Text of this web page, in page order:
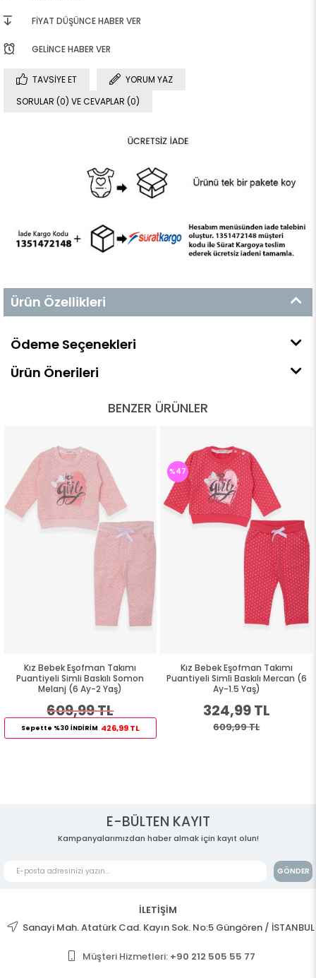
FIYAT DÜŞÜNCE HABER VER
GELINCE HABER VER
TAVSIYE ET
YORUM YAZ
SORULAR (0) VE CEVAPLAR (0)
Ürün Özellikleri
Ödeme Seçenekleri
Ürün Önerileri
BENZER ÜRÜNLER
Kız Bebek Eşofman Takımı
Puantiyeli Simli Baskılı Somon
Melanj (6 Ay-2 Yaş)
609,99 TL
Sepette %30 İNDİRİM 426,99 TL
Kız Bebek Eşofman Takımı
Puantiyeli Simli Baskılı Mercan (6
Ay-1.5 Yaş)
324,99 TL
609,99 TL
%47
E-BÜLTEN KAYIT
Kampanyalarımızdan haber almak için kayıt olun!
GÖNDER
İLETİŞİM
Sanayi Mah. Atatürk Cad. Kayın Sok. No:5 Güngören / İSTANBUL
Müşteri Hizmetleri: +90 212 505 55 77